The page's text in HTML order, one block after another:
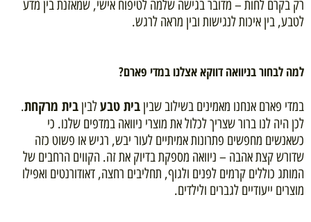
רק בקרם לחות – מדובר בגישה שלמה לטיפוח אישי, שמאזנת בין מדע
לטבע, בין איכות לנגישות ובין מראה לרגש.
למה לבחור בניוואה דווקא אצלנו במדי פארם?
במדי פארם אנחנו מאמינים בשילוב שבין בית טבעלבין בית מרקחת.
לכן היה לנו ברור שצריך לכלול את מוצרי ניוואה במדפים שלנו. כי
כשאנשים מחפשים פתרונות אמיתיים לעור יבש, רגיש או פשוט כזה
שדורש קצת אהבה – ניוואה מספקת בדיוק את זה. הקווים הרחבים של
המותג כוללים קרמים לפנים ולגוף, תחליבים רחצה, דאודורנטים ואפילו
מוצרים ייעודיים לגברים ולילדים.